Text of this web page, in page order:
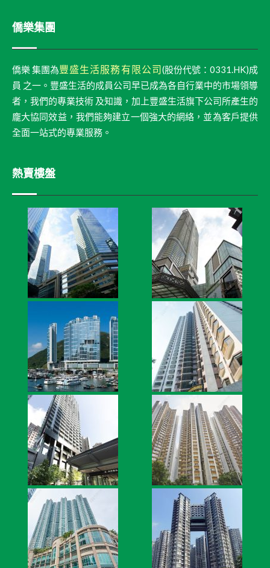
僑樂集團
僑樂 集團為豐盛生活服務有限公司(股份代號：0331.HK)成
員 之一。豐盛生活的成員公司早已成為各自行業中的市場領導
者，我們的專業技術 及知識，加上豐盛生活旗下公司所產生的
龐大協同效益，我們能夠建立一個強大的網絡，並為客戶提供
全面一站式的專業服務。
熱賣樓盤